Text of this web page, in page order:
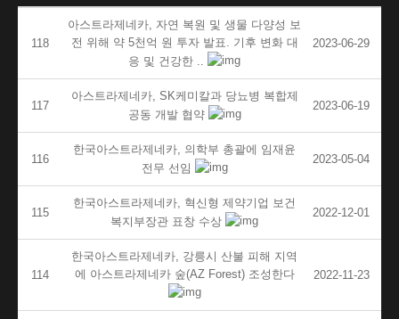
118
아스트라제네카, 자연 복원 및 생물 다양성 보
전 위해 약 5천억 원 투자 발표. 기후 변화 대
응 및 건강한 ..
2023-06-29
117
아스트라제네카, SK케미칼과 당뇨병 복합제
공동 개발 협약
2023-06-19
116
한국아스트라제네카, 의학부 총괄에 임재윤
전무 선임
2023-05-04
115
한국아스트라제네카, 혁신형 제약기업 보건
복지부장관 표창 수상
2022-12-01
114
한국아스트라제네카, 강릉시 산불 피해 지역
에 아스트라제네카 숲(AZ Forest) 조성한다
2022-11-23